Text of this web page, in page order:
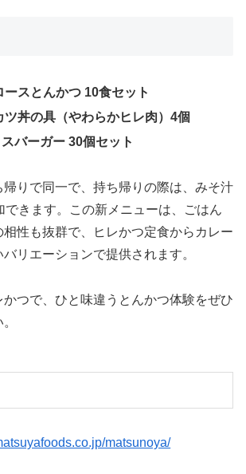
ースとんかつ 10食セット
ツ丼の具（やわらかヒレ肉）4個
バーガー 30個セット
りで同一で、持ち帰りの際は、みそ汁
できます。この新メニューは、ごはん
性も抜群で、ヒレかつ定食からカレー
リエーションで提供されます。
つで、ひと味違うとんかつ体験をぜひ
matsunoya/